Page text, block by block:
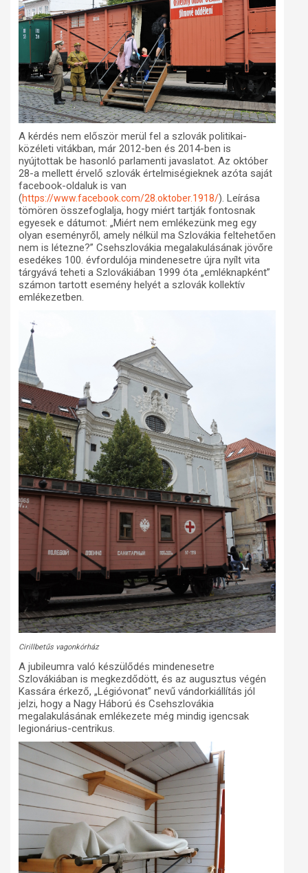
A kérdés nem először merül fel a szlovák politikai-
közéleti vitákban, már 2012-ben és 2014-ben is
nyújtottak be hasonló parlamenti javaslatot. Az október
28-a mellett érvelő szlovák értelmiségieknek azóta saját
facebook-oldaluk is van
(https://www.facebook.com/28.oktober.1918/). Leírása
tömören összefoglalja, hogy miért tartják fontosnak
egyesek e dátumot: „Miért nem emlékezünk meg egy
olyan eseményről, amely nélkül ma Szlovákia feltehetően
nem is létezne?” Csehszlovákia megalakulásának jövőre
esedékes 100. évfordulója mindenesetre újra nyílt vita
tárgyává teheti a Szlovákiában 1999 óta „emléknapként”
számon tartott esemény helyét a szlovák kollektív
emlékezetben.
Cirillbetűs vagonkórház
A jubileumra való készülődés mindenesetre
Szlovákiában is megkezdődött, és az augusztus végén
Kassára érkező, „Légióvonat” nevű vándorkiállítás jól
jelzi, hogy a Nagy Háború és Csehszlovákia
megalakulásának emlékezete még mindig igencsak
legionárius-centrikus.